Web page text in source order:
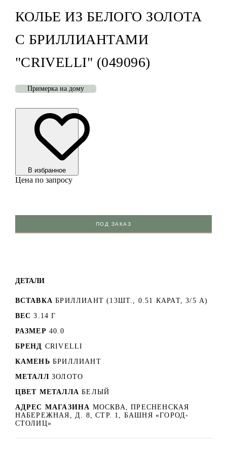
КОЛЬЕ ИЗ БЕЛОГО ЗОЛОТА
С БРИЛЛИАНТАМИ
"CRIVELLI" (049096)
Примерка на дому
В избранноe
Цена по запросу
ПОД ЗАКАЗ
ДЕТАЛИ
ВСТАВКА БРИЛЛИАНТ (13ШТ., 0.51 КАРАТ, 3/5 A)
ВЕС 3.14 Г
РАЗМЕР 40.0
БРЕНД CRIVELLI
КАМЕНЬ БРИЛЛИАНТ
МЕТАЛЛ ЗОЛОТО
ЦВЕТ МЕТАЛЛА БЕЛЫЙ
АДРЕС МАГАЗИНА МОСКВА, ПРЕСНЕНСКАЯ
НАБЕРЕЖНАЯ, Д. 8, СТР. 1, БАШНЯ «ГОРОД-
СТОЛИЦ»